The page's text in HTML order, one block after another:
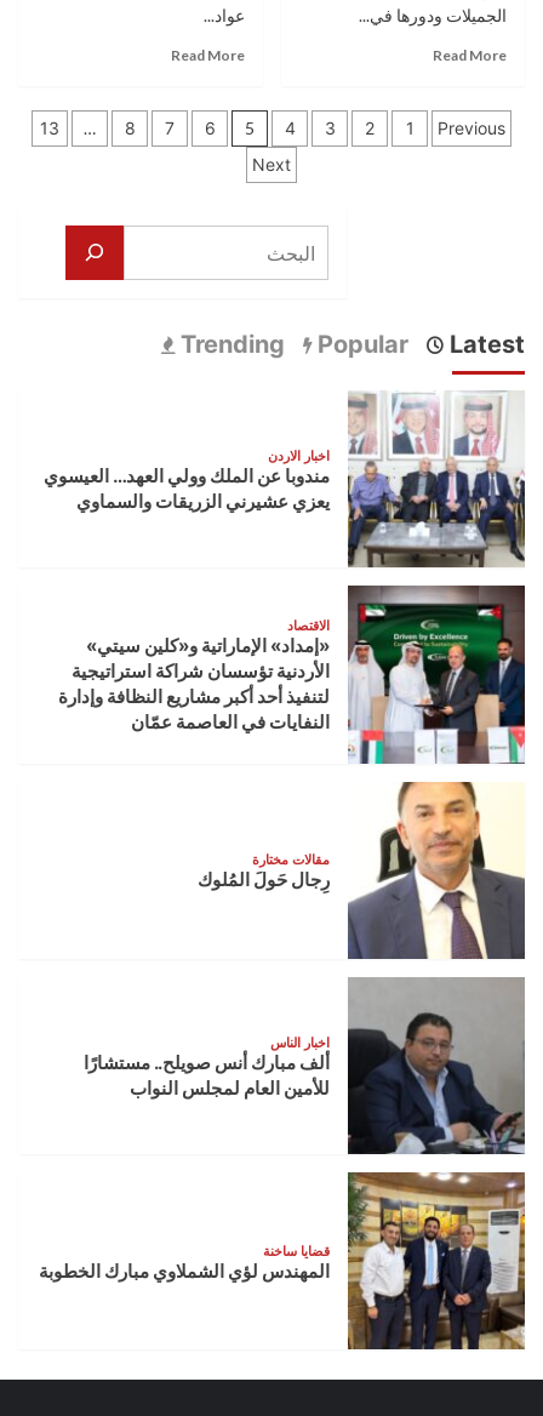
الجميلات ودورها في...
Read More
“الأردن:
الأرض
السردية
عواد...
Read More
الفن
والوفاء
استثنائي
أبو
تعدد
Previous
1
2
3
4
5
6
7
8
…
13
Next
البحث
Latest
Popular
Trending
اخبار الاردن
مندوبا عن الملك وولي العهد… العيسوي
يعزي عشيرني الزريقات والسماوي
الاقتصاد
«إمداد» الإماراتية و«كلين سيتي»
الأردنية تؤسسان شراكة استراتيجية
لتنفيذ أحد أكبر مشاريع النظافة وإدارة
النفايات في العاصمة عمّان
مقالات مختارة
رِجال حَولَ المُلوك
اخبار الناس
ألف مبارك أنس صويلح.. مستشارًا
للأمين العام لمجلس النواب
قضايا ساخنة
المهندس لؤي الشملاوي مبارك الخطوبة